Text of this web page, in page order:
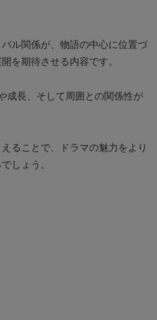
ル関係が、物語の中心に位置づ
を期待させる内容です。
成長、そして周囲との関係性が
ることで、ドラマの魅力をより
しょう。